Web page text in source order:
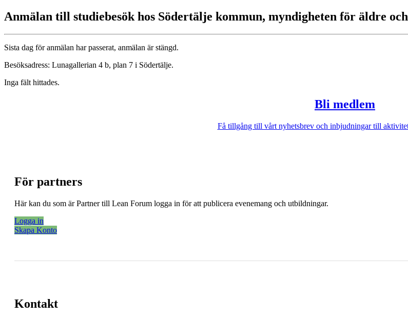
Anmälan till studiebesök hos Södertälje kommun, myndigheten för äldre
Sista dag för anmälan har passerat, anmälan är stängd.
Besöksadress: Lunagallerian 4 b, plan 7 i Södertälje.
Inga fält hittades.
Bli medlem
Få tillgång till vårt nyhetsbrev och inbjudningar till
För partners
Här kan du som är Partner till Lean Forum logga in för att publicera evenemang och utbildningar.
Logga in
Skapa Konto
Kontakt